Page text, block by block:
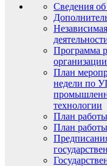
Сведения об
Программа
План
недели по
технологии
План
План